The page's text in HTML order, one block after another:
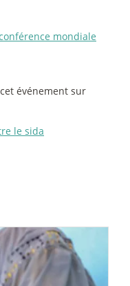
mondiale
événement sur
le sida